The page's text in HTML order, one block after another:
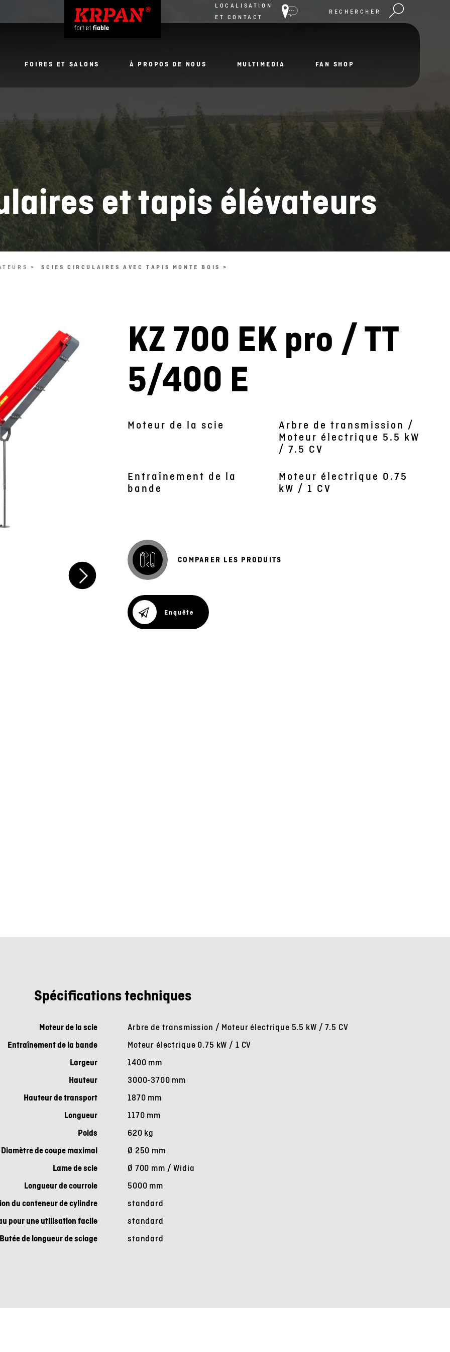
LOCALISATION
ET CONTACT
RECHERCHER
FOIRES ET SALONS À PROPOS DE NOUS MULTIMEDIA FAN SHOP
et tapis élévateurs
> SCIES CIRCULAIRES AVEC TAPIS MONTE BOIS >
L'image est symbolique L'image est
KZ 700 EK pro / TT
5/400 E
Moteur de la scie
Arbre de transmission /
Moteur électrique 5.5 kW
/ 7.5 CV
Entraînement de la
bande
Moteur électrique 0.75
kW / 1 CV
COMPARER LES PRODUITS
Enquête
Spécifications techniques
Moteur de la scie
Arbre de transmission / Moteur électrique 5.5 kW / 7.5 CV
Entraînement de la bande
Moteur électrique 0.75 kW / 1 CV
Largeur
1400 mm
Hauteur
3000-3700 mm
Hauteur de transport
1870 mm
Longueur
1170 mm
Poids
620 kg
Diamètre de coupe maximal
Ø 250 mm
Lame de scie
Ø 700 mm / Widia
Longueur de courroie
5000 mm
du conteneur de cylindre
standard
pour une utilisation facile
standard
Butée de longueur de sciage
standard